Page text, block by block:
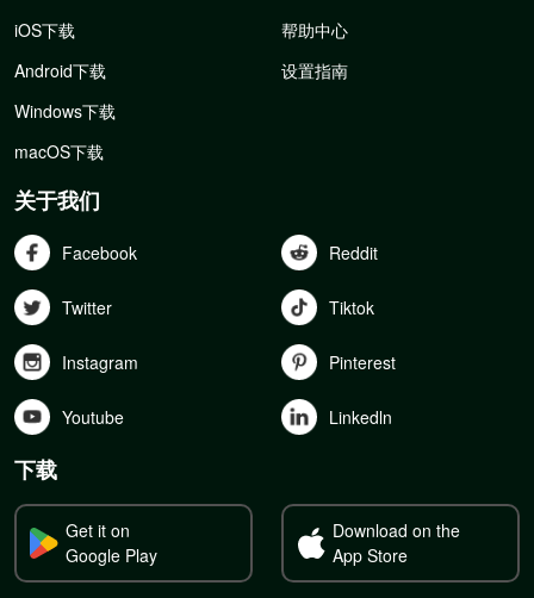
iOS下载
Android下载
Windows下载
macOS下载
帮助中心
设置指南
关于我们
Facebook Reddit
Twitter Tiktok
Instagram Pinterest
Youtube Linkedln
下载
Get it on
Google Play
Download on the
App Store